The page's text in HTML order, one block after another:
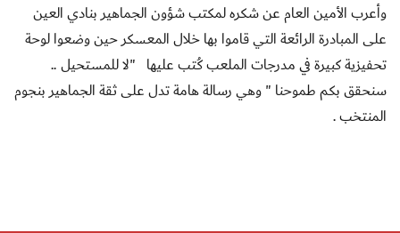
وأعرب الأمين العام عن شكره لمكتب شؤون الجماهير بنادي العين
على المبادرة الرائعة التي قاموا بها خلال المعسكر حين وضعوا لوحة
تحفيزية كبيرة في مدرجات الملعب كُتب عليها "لا للمستحيل ..
سنحقق بكم طموحنا " وهي رسالة هامة تدل على ثقة الجماهير بنجوم
المنتخب .